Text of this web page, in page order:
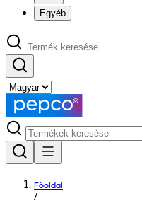
Egyéb
Főoldal
/